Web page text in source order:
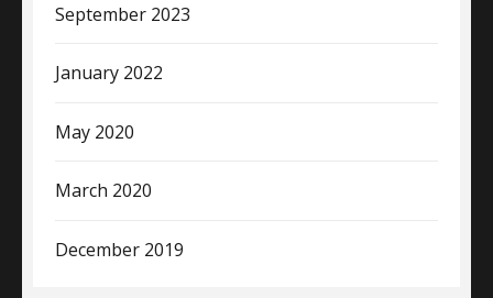
September 2023
January 2022
May 2020
March 2020
December 2019